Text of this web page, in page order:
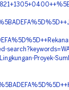
Proyek-